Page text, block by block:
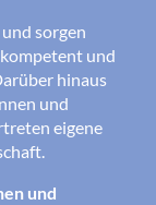
sorgen
und
hinaus
und
eigene
und